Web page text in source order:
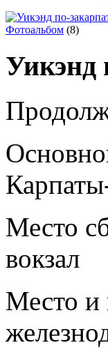
Фотоальбом (8)
Уикэнд
Место
вокзал
Место и